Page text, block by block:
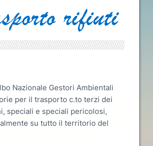
rifiuti
Nazionale Gestori Ambientali
per il trasporto c.to terzi dei
speciali e speciali pericolosi,
su tutto il territorio del